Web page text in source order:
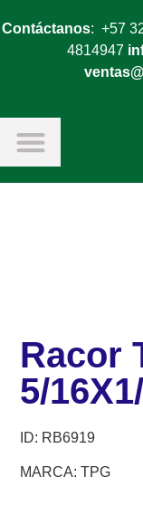
Contáctanos: +57
4814947
Racor
5/
ID: RB6919
MARCA: TPG